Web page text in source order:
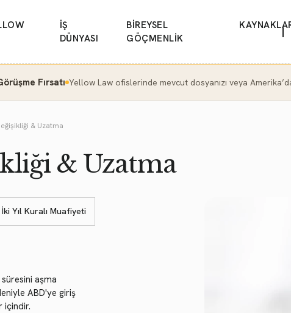
İŞ
DÜNYASI
BİREYSEL
GÖÇMENLİK
|
Fırsatı Yellow Law ofislerinde mevcut dosyanızı veya
& Uzatma
& Uzatma
Yıl Kuralı Muafiyeti
aşma
ABD'ye giriş
içindir.